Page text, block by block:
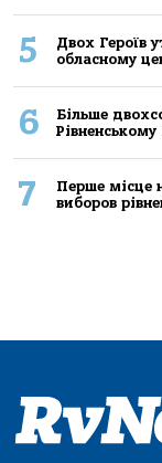
5
Двох Героїв
обласному
6
Більше
7
Перше місце
виборов